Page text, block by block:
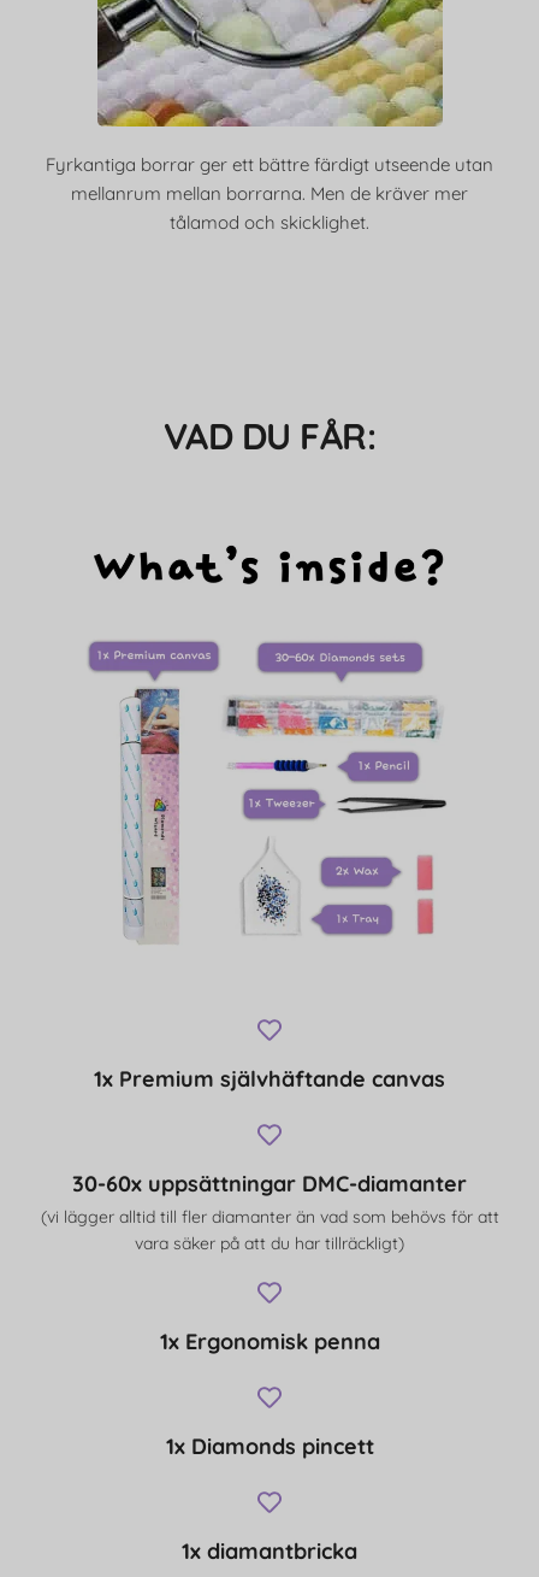
Fyrkantiga borrar ger ett bättre färdigt utseende utan
mellanrum mellan borrarna. Men de kräver mer
tålamod och skicklighet.
VAD DU FÅR:
1x Premium självhäftande canvas
30-60x uppsättningar DMC-diamanter
(vi lägger alltid till fler diamanter än vad som behövs för att
vara säker på att du har tillräckligt)
1x Ergonomisk penna
1x Diamonds pincett
1x diamantbricka